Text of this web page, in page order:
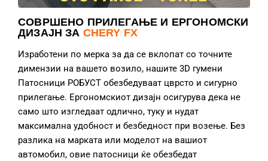
СОВРШЕНО ПРИЛЕГАЊЕ И ЕРГОНОМСКИ
ДИЗАЈН ЗА CHERY FX
Изработени по мерка за да се вклопат со точните
димензии на вашето возило, нашите 3D гумени
Патосници РОБУСТ обезбедуваат цврсто и сигурно
прилегање. Ергономскиот дизајн осигурува дека не
само што изгледаат одлично, туку и нудат
максимална удобност и безбедност при возење. Без
разлика на марката или моделот на вашиот
автомобил, овие патосници ќе обезбедат